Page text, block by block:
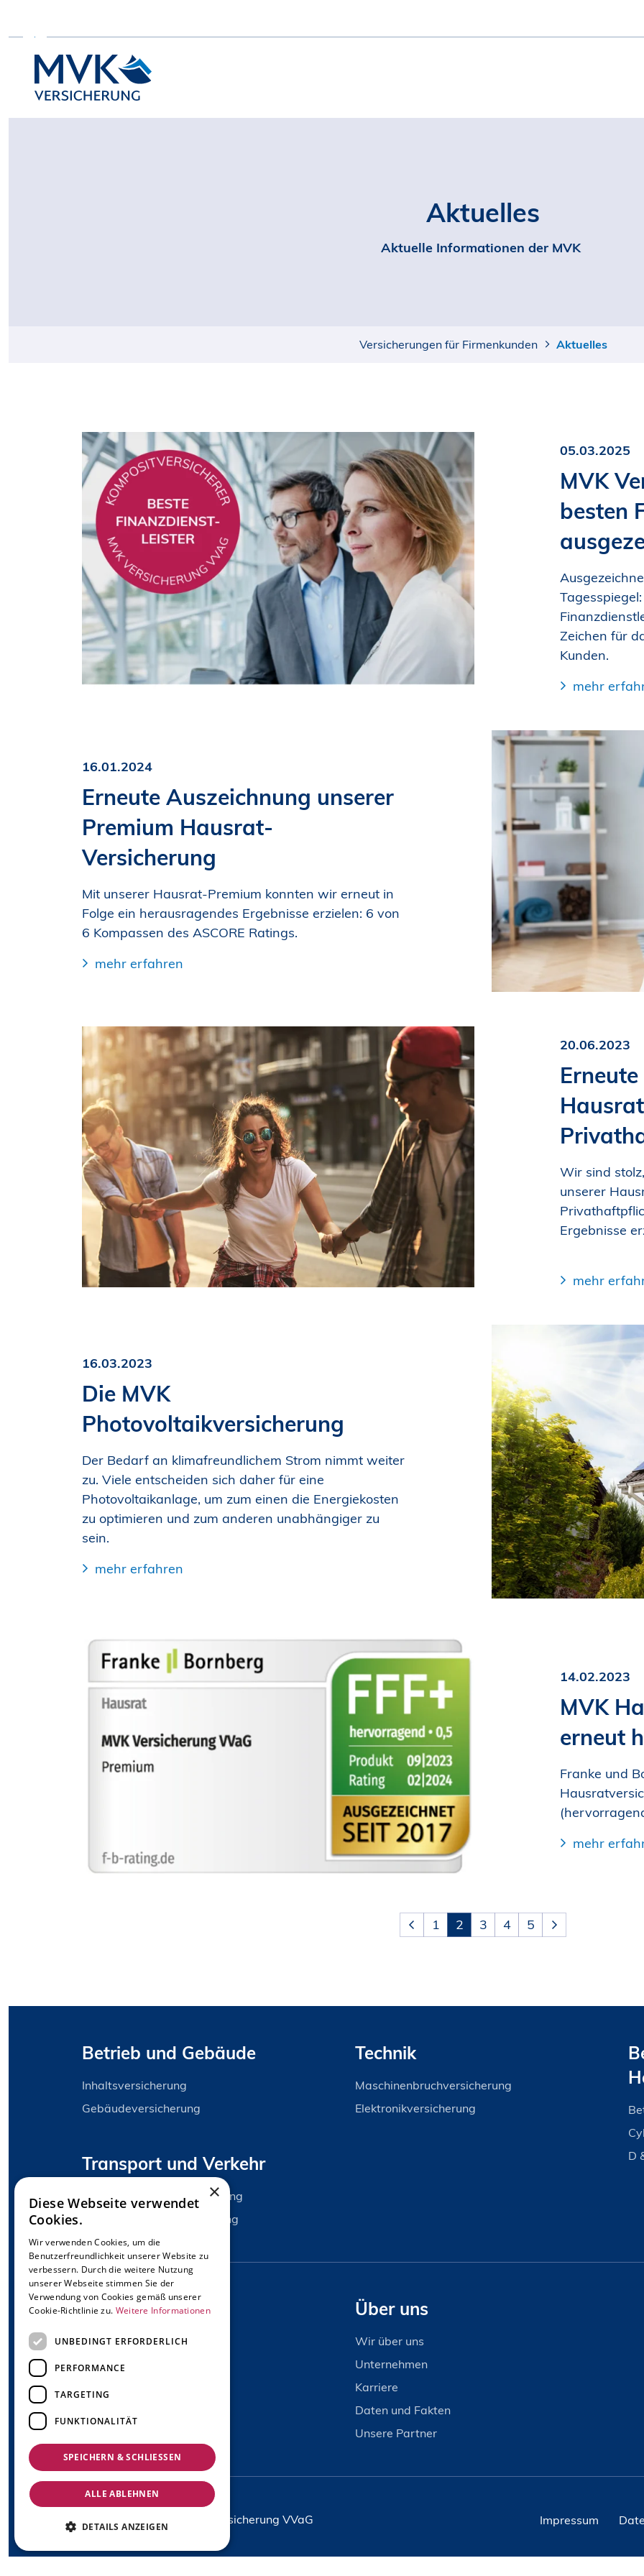
Aktuelles
Aktuelle Informationen der MVK
Versicherungen für Firmenkunden Aktuelles
05.03.2025
MVK
besten
Zeichen für
Kunden.
mehr
16.01.2024
Erneute Auszeichnung unserer
Premium Hausrat-
Versicherung
Mit unserer Hausrat-Premium konnten wir erneut in
Folge ein herausragendes Ergebnisse erzielen: 6 von
6 Kompassen des ASCORE Ratings.
mehr erfahren
20.06.2023
Wir sind
unserer
Ergebnisse
mehr
16.03.2023
Die MVK
Photovoltaikversicherung
Der Bedarf an klimafreundlichem Strom nimmt weiter
zu. Viele entscheiden sich daher für eine
Photovoltaikanlage, um zum einen die Energiekosten
zu optimieren und zum anderen unabhängiger zu
sein.
mehr erfahren
14.02.2023
MVK
erneut
Franke und
mehr
1 2 3 4 5
Betrieb und Gebäude
Inhaltsversicherung
Gebäudeversicherung
Transport und Verkehr
Gewerbliche Kfz-Versicherung
Warentransportversicherung
Technik
Maschinenbruchversicherung
Elektronikversicherung
D
Kundenservice
Kontakt
Über uns
Wir über uns
Unternehmen
Karriere
Daten und Fakten
Unsere Partner
Copyright © 2024 MVK Versicherung VVaG Impressum
×
Diese Webseite verwendet
Cookies.
Wir verwenden Cookies, um die
Benutzerfreundlichkeit unserer Website zu
verbessern. Durch die weitere Nutzung
unserer Webseite stimmen Sie der
Verwendung von Cookies gemäß unserer
Cookie-Richtlinie zu. Weitere Informationen
UNBEDINGT ERFORDERLICH
PERFORMANCE
TARGETING
FUNKTIONALITÄT
SPEICHERN & SCHLIESSEN
ALLE ABLEHNEN
DETAILS ANZEIGEN